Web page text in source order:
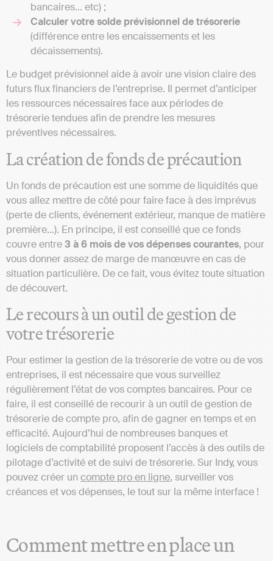
bancaires… etc) ;
Calculer votre solde prévisionnel de trésorerie
(différence entre les encaissements et les
décaissements).
Le budget prévisionnel aide à avoir une vision claire des
futurs flux financiers de l’entreprise. Il permet d’anticiper
les ressources nécessaires face aux périodes de
trésorerie tendues afin de prendre les mesures
préventives nécessaires.
La création de fonds de précaution
Un fonds de précaution est une somme de liquidités que
vous allez mettre de côté pour faire face à des imprévus
(perte de clients, événement extérieur, manque de matière
première…). En principe, il est conseillé que ce fonds
couvre entre3 à 6 mois de vos dépenses courantes, pour
vous donner assez de marge de manœuvre en cas de
situation particulière. De ce fait, vous évitez toute situation
de découvert.
Le recours à un outil de gestion de
votre trésorerie
Pour estimer la gestion de la trésorerie de votre ou de vos
entreprises, il est nécessaire que vous surveillez
régulièrement l’état de vos comptes bancaires. Pour ce
faire, il est conseillé de recourir à un outil de gestion de
trésorerie de compte pro, afin de gagner en temps et en
efficacité. Aujourd’hui de nombreuses banques et
logiciels de comptabilité proposent l’accès à des outils de
pilotage d’activité et de suivi de trésorerie. Sur Indy, vous
pouvez créer un compte pro en ligne, surveiller vos
créances et vos dépenses, le tout sur la même interface !
Comment mettre en place un